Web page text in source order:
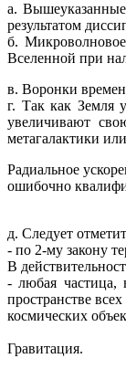
а.
результатом
б.
Вселенной при
в. Воронки
г. Так как Земля
увеличивают
метагалактики
Радиальное
ошибочно
д. Следует
- по 2-му закону
В
- любая частица,
пространстве
космических
Гравитация.